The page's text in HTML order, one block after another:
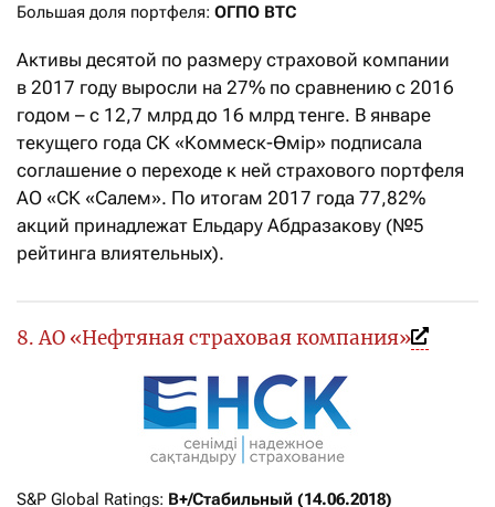
Большая доля портфеля: ОГПО ВТС
Активы десятой по размеру страховой компании
в 2017 году выросли на 27% по сравнению с 2016
годом – с 12,7 млрд до 16 млрд тенге. В январе
текущего года СК «Коммеск-Өмiр» подписала
соглашение о переходе к ней страхового портфеля
АО «СК «Салем». По итогам 2017 года 77,82%
акций принадлежат Ельдару Абдразакову (№5
рейтинга влиятельных).
8. АО «Нефтяная страховая компания»
S&P Global Ratings: B+/Стабильный (14.06.2018)